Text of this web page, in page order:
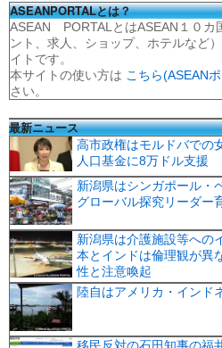
ASEANPORTALとは？
ASEAN PORTALとはASEAN１０カ
ント、求人、ショップ、ホテルなど
イトです。
本サイトの使い方は こちら(ASEAN
さい。
最新ニュース
高市政権はモルドバでの
人口基金に8万ドル支援
新潟県はシンガポール・
グローバル探究リーダー
新潟県は介護施設等への
本とインドは倫理観が異
性と注意喚起
陸自はアメリカ・インド